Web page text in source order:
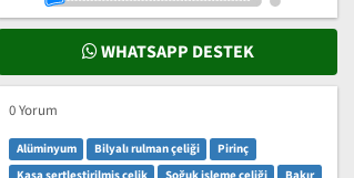
WHATSAPP DESTEK
0 Yorum
Alüminyum Bilyalı rulman çeliği
Pirinç